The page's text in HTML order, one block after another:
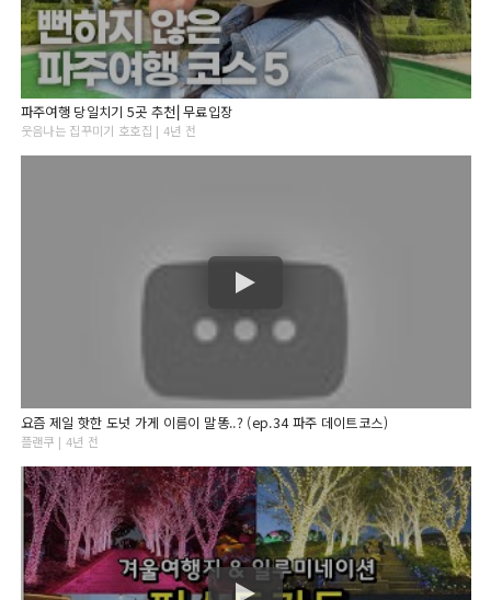
파주여행 당일치기 5곳 추천⎜무료입장
웃음나는 집꾸미기 호호집 | 4년 전
요즘 제일 핫한 도넛 가게 이름이 말똥..? (ep.34 파주 데이트코스)
플랜쿠 | 4년 전